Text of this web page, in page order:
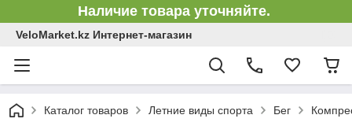
Наличие товара уточняйте.
VeloMarket.kz Интернет-магазин
Каталог товаров Летние виды спорта Бег